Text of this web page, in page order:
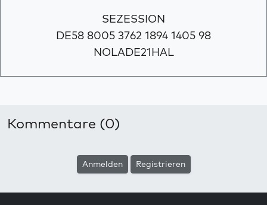
SEZESSION
DE58 8005 3762 1894 1405 98
NOLADE21HAL
Kommentare (0)
Anmelden Registrieren